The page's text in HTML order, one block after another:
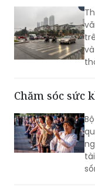
Chăm sóc sức